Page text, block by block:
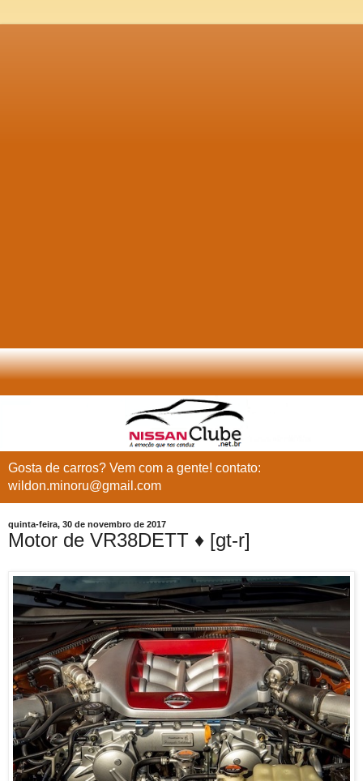
Gosta de carros? Vem com a gente! contato:
wildon.minoru@gmail.com
quinta-feira, 30 de novembro de 2017
Motor de VR38DETT ♦ [gt-r]